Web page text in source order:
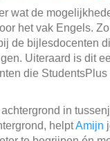
wat de
het vak Engels.
de bijlesdocenten
Uiteraard is dit
die StudentsPlus
achtergrond in
helptAmijn